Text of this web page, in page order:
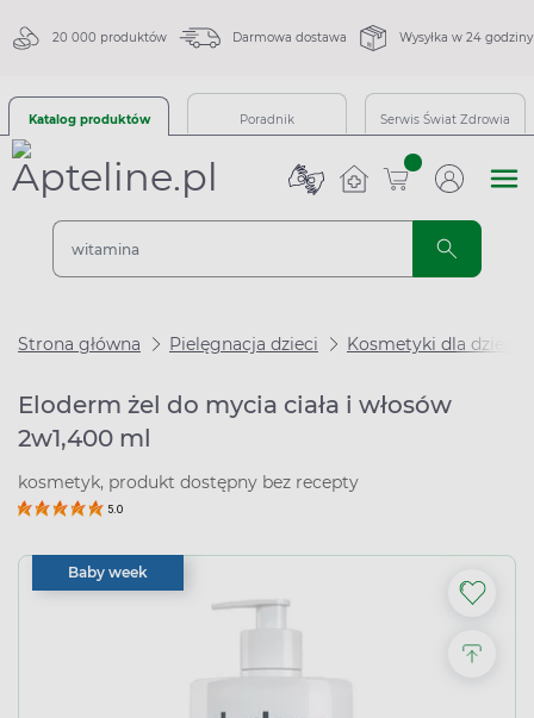
20 000 produktów Darmowa dostawa Wysyłka w 24 godziny
Katalog produktów Poradnik Serwis Świat Zdrowia
sztuk
Strona główna Pielęgnacja dzieci Kosmetyki dla dzieci
Eloderm żel do mycia ciała i włosów
2w1,400 ml
kosmetyk, produkt dostępny bez recepty
5.0
Baby week